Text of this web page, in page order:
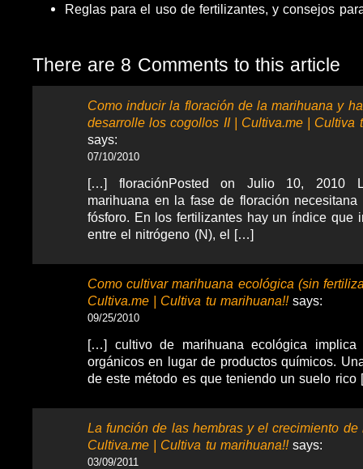
Reglas para el uso de fertilizantes, y consejos
There are 8 Comments to this article
Como inducir la floración de la marihuana y
desarrolle los cogollos II | Cultiva.me | Cultiva
says:
07/10/2010
[…] floraciónPosted on Julio 10, 2010
marihuana en la fase de floración
fósforo. En los fertilizantes hay un índice que
entre el nitrógeno (N), el […]
Como cultivar marihuana ecológica (sin
Cultiva.me | Cultiva tu marihuana!!says:
09/25/2010
[…] cultivo de marihuana ecológica
orgánicos en lugar de productos químicos.
de este método es que teniendo un suelo
La función de las hembras y el crecimiento de
Cultiva.me | Cultiva tu marihuana!!says:
03/09/2011